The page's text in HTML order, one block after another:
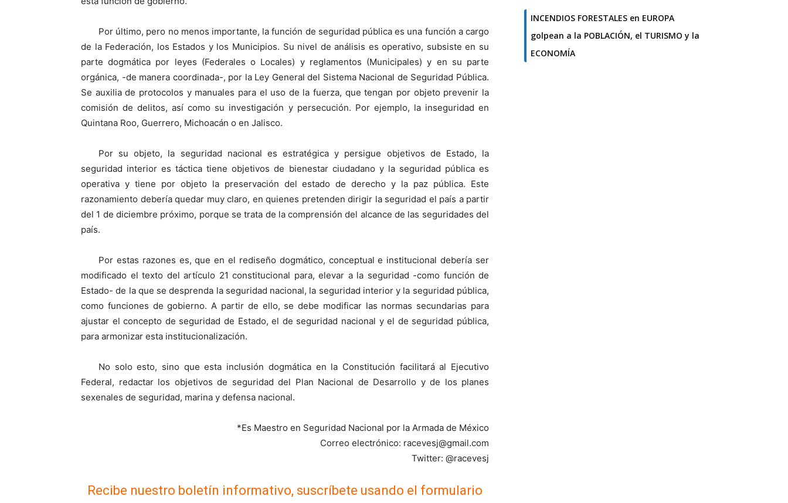
Por último, pero no menos importante, la función de seguridad pública es una función a cargo
de la Federación, los Estados y los Municipios. Su nivel de análisis es operativo, subsiste en su
parte dogmática por leyes (Federales o Locales) y reglamentos (Municipales) y en su parte
orgánica, -de manera coordinada-, por la Ley General del Sistema Nacional de Seguridad Pública.
Se auxilia de protocolos y manuales para el uso de la fuerza, que tengan por objeto prevenir la
comisión de delitos, así como su investigación y persecución. Por ejemplo, la inseguridad en
Quintana Roo, Guerrero, Michoacán o en Jalisco.
Por su objeto, la seguridad nacional es estratégica y persigue objetivos de Estado, la
seguridad interior es táctica tiene objetivos de bienestar ciudadano y la seguridad pública es
operativa y tiene por objeto la preservación del estado de derecho y la paz pública. Este
razonamiento debería quedar muy claro, en quienes pretenden dirigir la seguridad el país a partir
del 1 de diciembre próximo, porque se trata de la comprensión del alcance de las seguridades del
país.
Por estas razones es, que en el rediseño dogmático, conceptual e institucional debería ser
modificado el texto del artículo 21 constitucional para, elevar a la seguridad -como función de
Estado- de la que se desprenda la seguridad nacional, la seguridad interior y la seguridad pública,
como funciones de gobierno. A partir de ello, se debe modificar las normas secundarias para
ajustar el concepto de seguridad de Estado, el de seguridad nacional y el de seguridad pública,
para armonizar esta institucionalización.
No solo esto, sino que esta inclusión dogmática en la Constitución facilitará al Ejecutivo
Federal, redactar los objetivos de seguridad del Plan Nacional de Desarrollo y de los planes
sexenales de seguridad, marina y defensa nacional.
*Es Maestro en Seguridad Nacional por la Armada de México
Correo electrónico: racevesj@gmail.com
Twitter: @racevesj
Recibe nuestro boletín informativo, suscríbete usando el formulario
INCENDIOS FORESTALES en EUROPA
golpean a la POBLACIÓN, el TURISMO y la
ECONOMÍA